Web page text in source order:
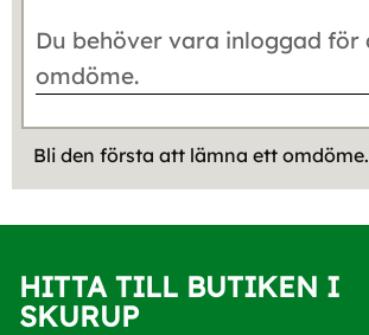
Bli den första att lämna ett omdöme.
HITTA TILL BUTIKEN I
SKURUP